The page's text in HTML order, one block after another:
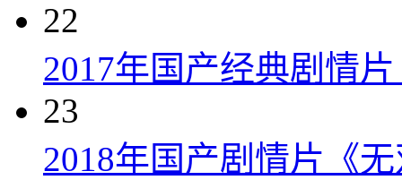
22
2017年国产经典剧情
23
2018年国产剧情片《